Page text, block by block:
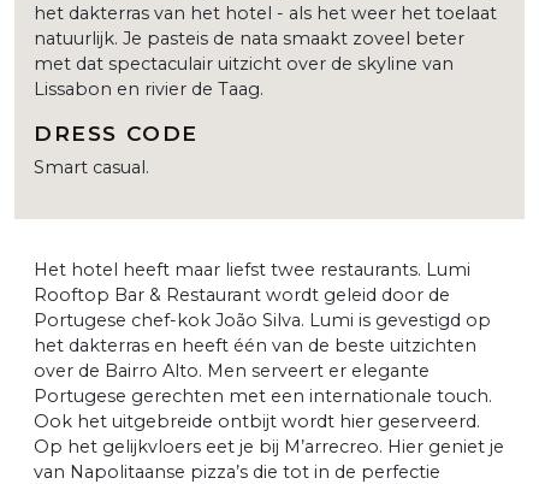
het dakterras van het hotel - als het weer het toelaat
natuurlijk. Je pasteis de nata smaakt zoveel beter
met dat spectaculair uitzicht over de skyline van
Lissabon en rivier de Taag.
DRESS CODE
Smart casual.
Het hotel heeft maar liefst twee restaurants. Lumi
Rooftop Bar & Restaurant wordt geleid door de
Portugese chef-kok João Silva. Lumi is gevestigd op
het dakterras en heeft één van de beste uitzichten
over de Bairro Alto. Men serveert er elegante
Portugese gerechten met een internationale touch.
Ook het uitgebreide ontbijt wordt hier geserveerd.
Op het gelijkvloers eet je bij M’arrecreo. Hier geniet je
van Napolitaanse pizza’s die tot in de perfectie